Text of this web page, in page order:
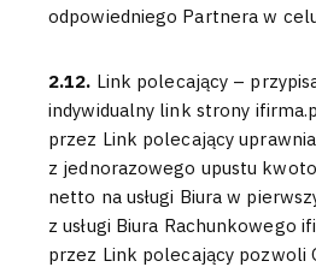
odpowiedniego Partnera w
2.12. Link polecający –
indywidualny link strony
przez Link polecający
z jednorazowego upustu
netto na usługi Biura w
z usługi Biura Rachunkowego
przez Link polecający pozwoli